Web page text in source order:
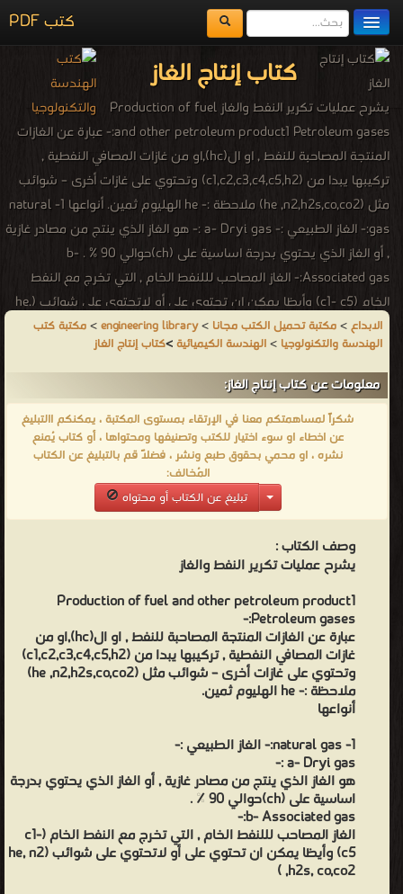
كتب PDF
مكتبة الكتب
المكتبات
يُقرأ حالياً
الفهرس
اضف كتاب
كتاب إنتاج الغاز
يشرح عمليات تكرير النفط والغاز Production of fuel
and other petroleum product1 Petroleum gases:- عبارة عن الغازات
المنتجة المصاحبة للنفط , او ال(hc),او من غازات المصافي النفطية ,
تركيبها يبدا من (c1,c2,c3,c4,c5,h2) وتحتوي على غازات أخرى – شوائب
مثل (he ,n2,h2s,co,co2) ملاحظة :- he الهليوم ثمين. أنواعها 1- natural
gas:- الغاز الطبيعي :- a- Dryi gas :- هو الغاز الذي ينتج من مصادر غازية
, أو الغاز الذي يحتوي بدرجة اساسية على (ch)حوالي 90 % . b-
Associated gas:- الغاز المصاحب لللنفط الخام , التي تخرج مع النفط
الخام (c1- c5) وأيظا يمكن ان تحتوي على أو لاتحتوي على شوائب (he,
n2 ,h2s, co,co2 ) 2. كلفة واطئة . 2- low cost . 3. O.n عالي. 3 - high
octane number. 4. سهولة فصلة عن الهواء . 4- easy of mixture
combustion deposit. 6. الزيت الذي يحتك مع الوقود لايتلف
(لايتخفف). 6- no dilution for oil. 7. لايوجد غازات ضارة مع العادم
(احتراق تام ). 7- no co in exoust gas (complete combustion). 8.
العمل على ما يسمى lean mixture (o2 المطلوب كيميائيا ةلا حاجة
pressure of storage. نحافظ على الوقود سائل ,كما نحتاج الى تبريد .
2. الوزن النوعي للغازات وأطي , 2- low caloric value based on
volumetric calculation. على اساس وزني القيمة الحرارية اعلى , وعلى
اساس حجمي القيمة الحرارية أقل . (لكننا نخزن على اسس حجمي كتاب
انتاج الغاز pdf كتب عن النفط pdf كتب عن البترول باللغة العربية
النفط كتاب الغاز وحلول pdf كتب بترول pdf هندسة الانتاج النفطي
من الهندسة الكيميائية - مكتبة كتب الهندسة والتكنولوجيا.
الابداع>مكتبة تحميل الكتب مجانا >
engineering library
>مكتبة كتب
الهندسة والتكنولوجيا >الهندسة الكيميائية>كتاب إنتاج الغاز
معلومات عن كتاب إنتاج الغاز:
شكراً لمساهمتكم معنا في الإرتقاء بمستوى المكتبة ، يمكنكم االتبليغ
عن اخطاء او سوء اختيار للكتب وتصنيفها ومحتواها ، أو كتاب يُمنع
نشره ، او محمي بحقوق طبع ونشر ، فضلاً قم بالتبليغ عن الكتاب
المُخالف:
تبليغ عن الكتاب أو محتواه
وصف الكتاب :
يشرح عمليات تكرير النفط والغاز
Production of fuel and other petroleum product1
Petroleum gases:-
عبارة عن الغازات المنتجة المصاحبة للنفط , او ال(hc),او من
غازات المصافي النفطية , تركيبها يبدا من (c1,c2,c3,c4,c5,h2)
وتحتوي على غازات أخرى – شوائب مثل (he ,n2,h2s,co,co2)
ملاحظة :- he الهليوم ثمين.
أنواعها
1- natural gas:- الغاز الطبيعي :-
a- Dryi gas :-
هو الغاز الذي ينتج من مصادر غازية , أو الغاز الذي يحتوي بدرجة
اساسية على (ch)حوالي 90 % .
b- Associated gas:-
الغاز المصاحب لللنفط الخام , التي تخرج مع النفط الخام (c1-
c5) وأيظا يمكن ان تحتوي على أو لاتحتوي على شوائب (he, n2
,h2s, co,co2 )